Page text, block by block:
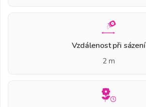
Vzdálenost při sázení
2 m